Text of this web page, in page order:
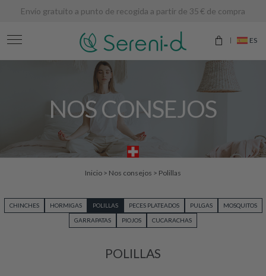
Envío gratuito a punto de recogida a partir de 35 € de compra
ES
NOS CONSEJOS
Inicio > Nos consejos > Polillas
CHINCHES HORMIGAS POLILLAS PECES PLATEADOS PULGAS MOSQUITOS
GARRAPATAS PIOJOS CUCARACHAS
POLILLAS